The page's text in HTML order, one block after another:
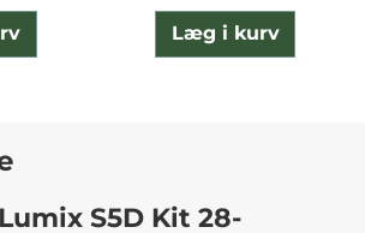
Læg i kurv
S5D Kit 28-